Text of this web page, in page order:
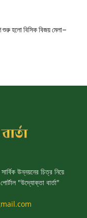
হলো বিসিক বিজয় মেলা–
উন্নয়নের চিত্র নিয়ে
"উদ্যোক্তা বার্তা"